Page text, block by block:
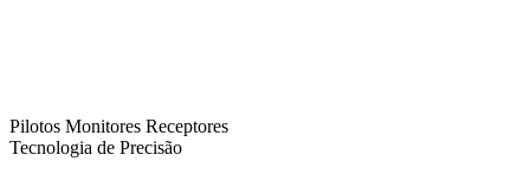
Pilotos Monitores Receptores
Tecnologia de Precisão